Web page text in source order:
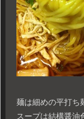
麺は細めの平打ち
スープは結構醤油